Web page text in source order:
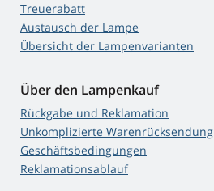
Treuerabatt
Austausch der Lampe
Übersicht der Lampenvarianten
Über den Lampenkauf
Rückgabe und Reklamation
Unkomplizierte Warenrücksendung
Geschäftsbedingungen
Reklamationsablauf